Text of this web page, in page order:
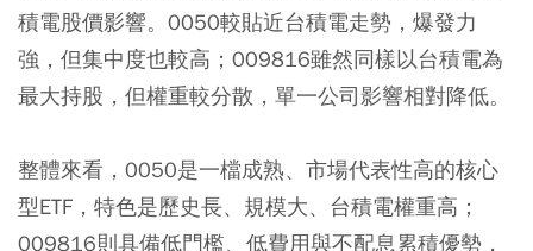
積電股價影響。0050較貼近台積電走勢，爆發力
強，但集中度也較高；009816雖然同樣以台積電為
最大持股，但權重較分散，單一公司影響相對降低。
整體來看，0050是一檔成熟、市場代表性高的核心
型ETF，特色是歷史長、規模大、台積電權重高；
009816則具備低門檻、低費用與不配息累積優勢，